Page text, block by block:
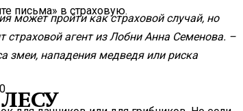
письма» в страховую.
может пройти как страховой случай, но
страховой агент из Лобни Анна Семенова. –
змеи, нападения медведя или риска